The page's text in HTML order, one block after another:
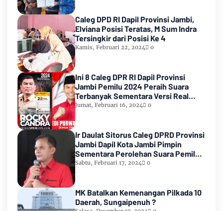
Caleg DPD RI Dapil Provinsi Jambi,
Elviana Posisi Teratas, M Sum Indra
Tersingkir dari Posisi Ke 4
Kamis, Februari 22, 2024 0
Ini 8 Caleg DPR RI Dapil Provinsi
Jambi Pemilu 2024 Peraih Suara
Terbanyak Sementara Versi Real
Count KPU RI
Jumat, Februari 16, 2024 0
Ir Daulat Sitorus Caleg DPRD Provinsi
Jambi Dapil Kota Jambi Pimpin
Sementara Perolehan Suara Pemilu
2024
Sabtu, Februari 17, 2024 0
MK Batalkan Kemenangan Pilkada 10
Daerah, Sungaipenuh ?